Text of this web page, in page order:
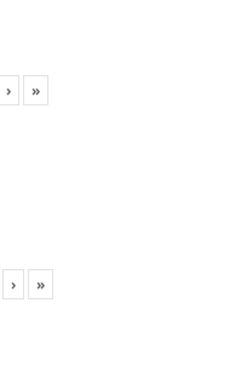
› »
› »